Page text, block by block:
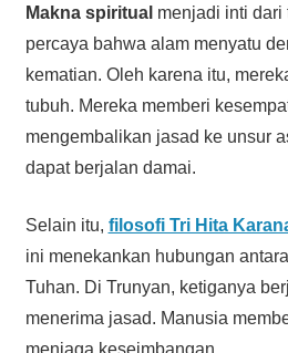
Makna spiritual menjadi inti dari
percaya bahwa alam menyatu
kematian. Oleh karena itu,
tubuh. Mereka memberi
mengembalikan jasad ke unsur
dapat berjalan damai.
Selain itu, filosofi Tri Hita
ini menekankan hubungan
Tuhan. Di Trunyan, ketiganya
menerima jasad. Manusia
menjaga keseimbangan.